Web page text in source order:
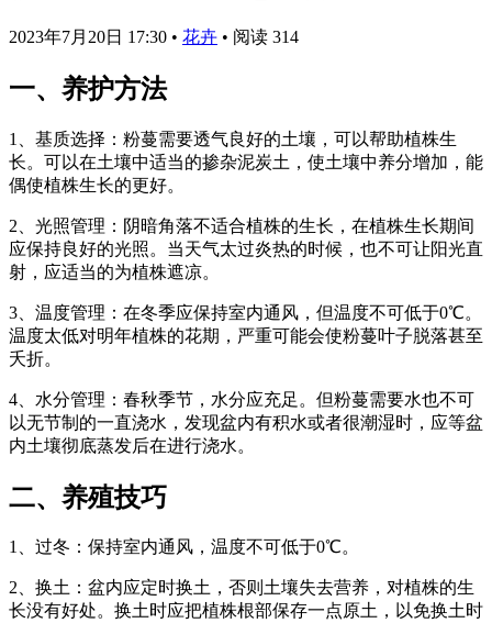
2023年7月20日 17:30 • 花卉 • 阅读 314
一、养护方法
1、基质选择：粉蔓需要透气良好的土壤，可以帮助植株生
长。可以在土壤中适当的掺杂泥炭土，使土壤中养分增加，能
偶使植株生长的更好。
2、光照管理：阴暗角落不适合植株的生长，在植株生长期间
应保持良好的光照。当天气太过炎热的时候，也不可让阳光直
射，应适当的为植株遮凉。
3、温度管理：在冬季应保持室内通风，但温度不可低于0℃。
温度太低对明年植株的花期，严重可能会使粉蔓叶子脱落甚至
夭折。
4、水分管理：春秋季节，水分应充足。但粉蔓需要水也不可
以无节制的一直浇水，发现盆内有积水或者很潮湿时，应等盆
内土壤彻底蒸发后在进行浇水。
二、养殖技巧
1、过冬：保持室内通风，温度不可低于0℃。
2、换土：盆内应定时换土，否则土壤失去营养，对植株的生
长没有好处。换土时应把植株根部保存一点原土，以免换土时